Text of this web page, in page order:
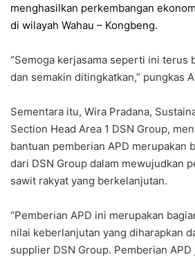
menghasilkan perkembangan
di wilayah Wahau – Kongbeng.
“Semoga kerjasama seperti ini terus
dan semakin ditingkatkan,” pungkas
Sementara itu, Wira Pradana,
Section Head Area 1 DSN Group,
bantuan pemberian APD merupakan
dari DSN Group dalam mewujudkan
sawit rakyat yang berkelanjutan.
“Pemberian APD ini merupakan
nilai keberlanjutan yang diharapkan
supplier DSN Group. Pemberian